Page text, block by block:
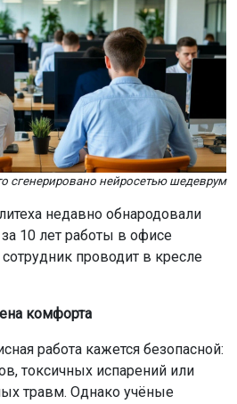
сгенерировано нейросетью шедеврум
недавно обнародовали
10 лет работы в офисе
проводит в кресле
комфорта
работа кажется безопасной:
токсичных испарений или
травм. Однако учёные